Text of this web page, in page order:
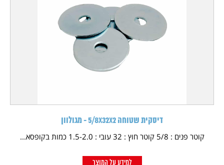
דיסקית שטוחה 5/8X32X2 - מגולוון
קוטר פנים : 5/8 קוטר חוץ : 32 עובי : 1.5-2.0 כמות בקופסא...
למידע על המוצר